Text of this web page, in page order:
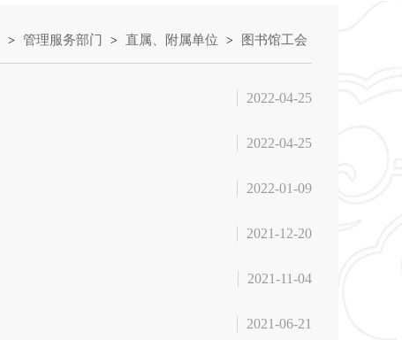
> 管理服务部门 > 直属、附属单位 > 图书馆工会
2022-04-25
2022-04-25
2022-01-09
2021-12-20
2021-11-04
2021-06-21